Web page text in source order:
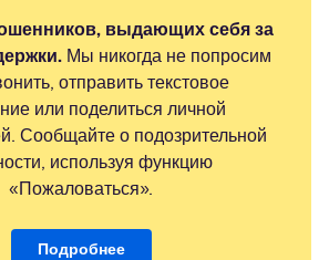
выдающих себя за
Мы никогда не попросим
отправить текстовое
или поделиться личной
Сообщайте о подозрительной
используя функцию
«Пожаловаться».
Подробнее